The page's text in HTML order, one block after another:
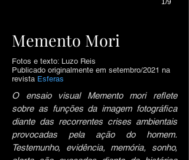
1/9
Memento Mori
Fotos e texto: Luzo Reis
Publicado originalmente em setembro/2021 na
revista Esferas
O ensaio visual Memento mori reflete
sobre as funções da imagem fotográfica
diante das recorrentes crises ambientais
provocadas pela ação do homem.
Testemunho, evidência, memória, sonho,